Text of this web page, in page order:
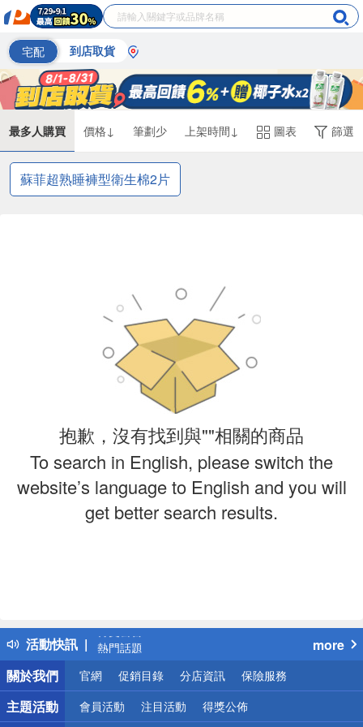
宅配 到店取貨
最多人購買 價格↓ 筆劃少 上架時間↓ 圖表 篩選
蘇菲超熟睡褲型衛生棉2片
抱歉，沒有找到與""相關的商品
To search in English, please switch the
website’s language to English and you will
get better search results.
活動快訊
得獎公告
熱門話題
銀行優惠
偏遠地區配送
詐騙網頁！請小心！
more
關於我們
官網 促銷目錄 分店資訊 保險服務
主題活動 會員活動 注目活動 得獎公佈